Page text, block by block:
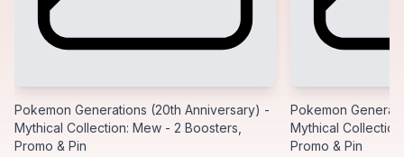
Pokemon Generations (20th Anniversary) -
Mythical Collection: Mew - 2 Boosters,
Promo & Pin
Pokemon
Mythical
Promo & Pin